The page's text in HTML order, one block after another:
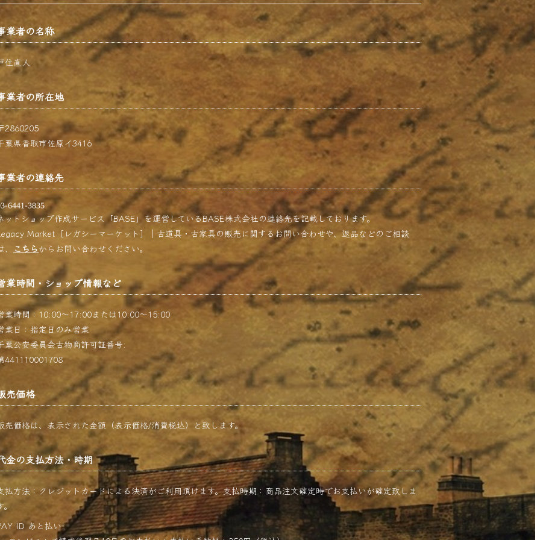
業者の名称
住直人
業者の所在地
2860205
葉県香取市佐原イ3416
業者の連絡先
ットショップ作成サービス「BASE」を運営しているBASE株式会社の連絡先を記載しております。
Market［レガシーマーケット］｜古道具・古家具の販売に関するお問い合わせや、返品などのご相談
こちらからお問い合わせください。
業時間・ショップ情報など
業時間：10:00〜17:00または10:00〜15:00
業日：指定日のみ営業
葉公安委員会古物商許可証番号:
441110001708
売価格
売価格は、表示された金額（表示価格/消費税込）と致します。
金の支払方法・時期
払方法：クレジットカードによる決済がご利用頂けます。支払時期：商品注文確定時でお支払いが確定致しま
。
ID あと払い: